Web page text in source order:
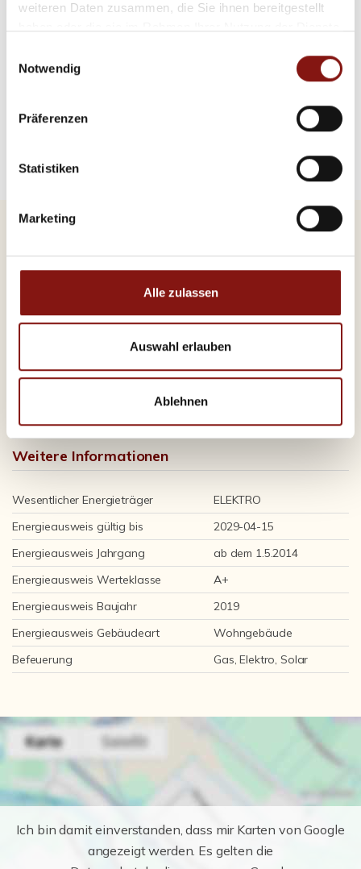
weiteren Daten zusammen, die Sie ihnen bereitgestellt
Notwendig
Präferenzen
Statistiken
Marketing
Alle zulassen
Auswahl erlauben
Ablehnen
Ansprechpartner
Telefon: 00498517569370
info@hatz-team.de
Energieausweis (Bedarfsausweis)
26,80 kWh / (m²*a)
Endenergiebedarf
Weitere Informationen
Wesentlicher Energieträger
ELEKTRO
Energieausweis gültig bis
2029-04-15
Energieausweis Jahrgang
ab dem 1.5.2014
Energieausweis Werteklasse
A+
Energieausweis Baujahr
2019
Energieausweis Gebäudeart
Wohngebäude
Befeuerung
Gas, Elektro, Solar
Ich bin damit einverstanden, dass mir Karten von Google
angezeigt werden. Es gelten die